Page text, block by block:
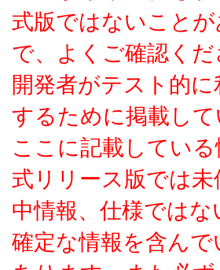
式版ではないこと
で、よくご確認くだ
開発者がテスト的に
するために掲載して
ここに記載してい
式リリース版では
中情報、仕様ではな
確定な情報を含ん